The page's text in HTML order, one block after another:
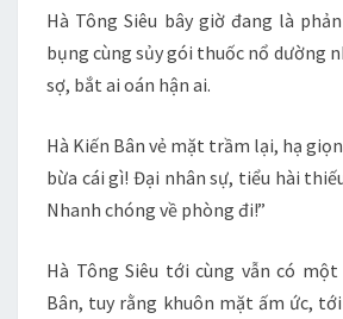
Hà Tông Siêu bây giờ đang là
bụng cùng sủy gói thuốc nổ dường
sợ, bắt ai oán hận ai.
Hà Kiến Bân vẻ mặt trầm lại, hạ
bừa cái gì! Đại nhân sự, tiểu hài
Nhanh chóng về phòng đi!”
Hà Tông Siêu tới cùng vẫn có
Bân, tuy rằng khuôn mặt ấm ức,